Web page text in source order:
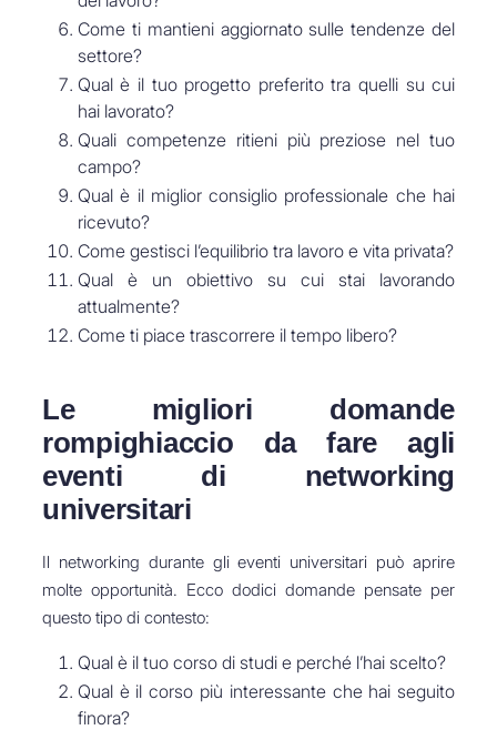
Come ti mantieni aggiornato sulle tendenze del
settore?
Qual è il tuo progetto preferito tra quelli su cui
hai lavorato?
Quali competenze ritieni più preziose nel tuo
campo?
Qual è il miglior consiglio professionale che hai
ricevuto?
Come gestisci l’equilibrio tra lavoro e vita privata?
Qual è un obiettivo su cui stai lavorando
attualmente?
Come ti piace trascorrere il tempo libero?
Le migliori domande
rompighiaccio da fare agli
eventi di networking
universitari
Il networking durante gli eventi universitari può aprire
molte opportunità. Ecco dodici domande pensate per
questo tipo di contesto:
Qual è il tuo corso di studi e perché l’hai scelto?
Qual è il corso più interessante che hai seguito
finora?